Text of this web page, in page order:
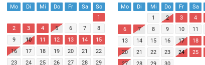
Mo Di Mi Do Fr Sa
So
1
2
3 4 5 6 7
8
9
10 11 12 13 14
15
16
17 18 19 20 21
22
23
24 25 26 27 28
29
Mo Di Mi Do Fr
Sa
1
2 3
4
6
7 8 9 10
11
13
14 15 16 17
18
20
21 22 23 24
25
27
28 29 30